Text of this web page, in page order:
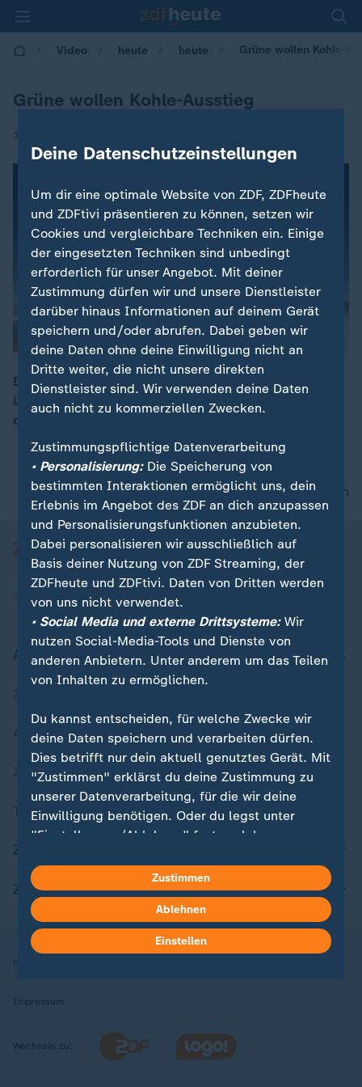
Video heute heute Grüne wollen Kohle-
Grüne wollen Kohle-Ausstieg
17.06.2017 | 13:36
00:05
Die Grünen diskutieren bei ihrem Parteitag vor allem
über ihr Kernthema Klimaschutz. Sie fordern ein Ende
der Energiegewinnung aus Kohle bis zum Jahr 2030.
nach oben
Aktuell bei ZDFheute
Aktuelle Sendungs-Videos
ZDFheute Stories
Themen im Überblick
ZDFheute Apps
Nutzungsbedingungen
Impressum
Wechseln zu:
Deine Datenschutzeinstellungen
Um dir eine optimale Website von ZDF, ZDFheute
und ZDFtivi präsentieren zu können, setzen wir
Cookies und vergleichbare Techniken ein. Einige
der eingesetzten Techniken sind unbedingt
erforderlich für unser Angebot. Mit deiner
Zustimmung dürfen wir und unsere Dienstleister
darüber hinaus Informationen auf deinem Gerät
speichern und/oder abrufen. Dabei geben wir
deine Daten ohne deine Einwilligung nicht an
Dritte weiter, die nicht unsere direkten
Dienstleister sind. Wir verwenden deine Daten
auch nicht zu kommerziellen Zwecken.
Zustimmungspflichtige Datenverarbeitung
• Personalisierung:Die Speicherung von
bestimmten Interaktionen ermöglicht uns, dein
Erlebnis im Angebot des ZDF an dich anzupassen
und Personalisierungsfunktionen anzubieten.
Dabei personalisieren wir ausschließlich auf
Basis deiner Nutzung von ZDF Streaming, der
ZDFheute und ZDFtivi. Daten von Dritten werden
von uns nicht verwendet.
• Social Media und externe Drittsysteme:Wir
nutzen Social-Media-Tools und Dienste von
anderen Anbietern. Unter anderem um das Teilen
von Inhalten zu ermöglichen.
Du kannst entscheiden, für welche Zwecke wir
deine Daten speichern und verarbeiten dürfen.
Dies betrifft nur dein aktuell genutztes Gerät. Mit
"Zustimmen" erklärst du deine Zustimmung zu
unserer Datenverarbeitung, für die wir deine
Einwilligung benötigen. Oder du legst unter
"Einstellungen/Ablehnen" fest, welchen
welchen nicht. Deine Datenschutzeinstellungen
kannst du jederzeit mit Wirkung für die Zukunft
in deinen Einstellungen widerrufen oder ändern.
Hier findest du das Impressum.
Zustimmen
Ablehnen
Einstellen